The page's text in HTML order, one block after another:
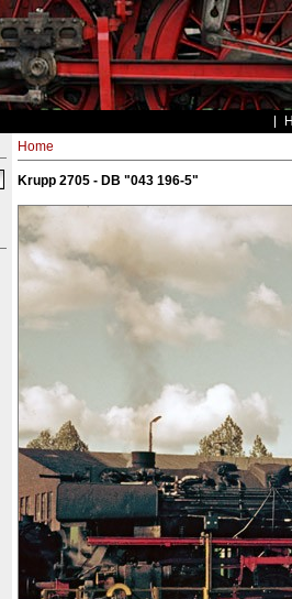
Home
Krupp 2705 - DB "043 196-5"